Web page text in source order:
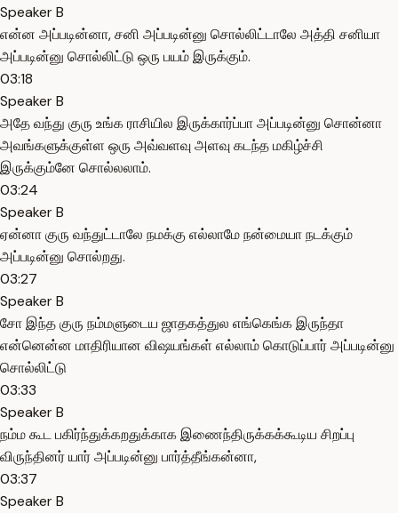
Speaker B
என்ன அப்படின்னா, சனி அப்படின்னு சொல்லிட்டாலே அத்தி சனியா
அப்படின்னு சொல்லிட்டு ஒரு பயம் இருக்கும்.
03:18
Speaker B
அதே வந்து குரு உங்க ராசியில இருக்கார்ப்பா அப்படின்னு சொன்னா
அவங்களுக்குள்ள ஒரு அவ்வளவு அளவு கடந்த மகிழ்ச்சி
இருக்கும்னே சொல்லலாம்.
03:24
Speaker B
ஏன்னா குரு வந்துட்டாலே நமக்கு எல்லாமே நன்மையா நடக்கும்
அப்படின்னு சொல்றது.
03:27
Speaker B
சோ இந்த குரு நம்மளுடைய ஜாதகத்துல எங்கெங்க இருந்தா
என்னென்ன மாதிரியான விஷயங்கள் எல்லாம் கொடுப்பார் அப்படின்னு
சொல்லிட்டு
03:33
Speaker B
நம்ம கூட பகிர்ந்துக்கறதுக்காக இணைந்திருக்கக்கூடிய சிறப்பு
விருந்தினர் யார் அப்படின்னு பார்த்தீங்கன்னா,
03:37
Speaker B